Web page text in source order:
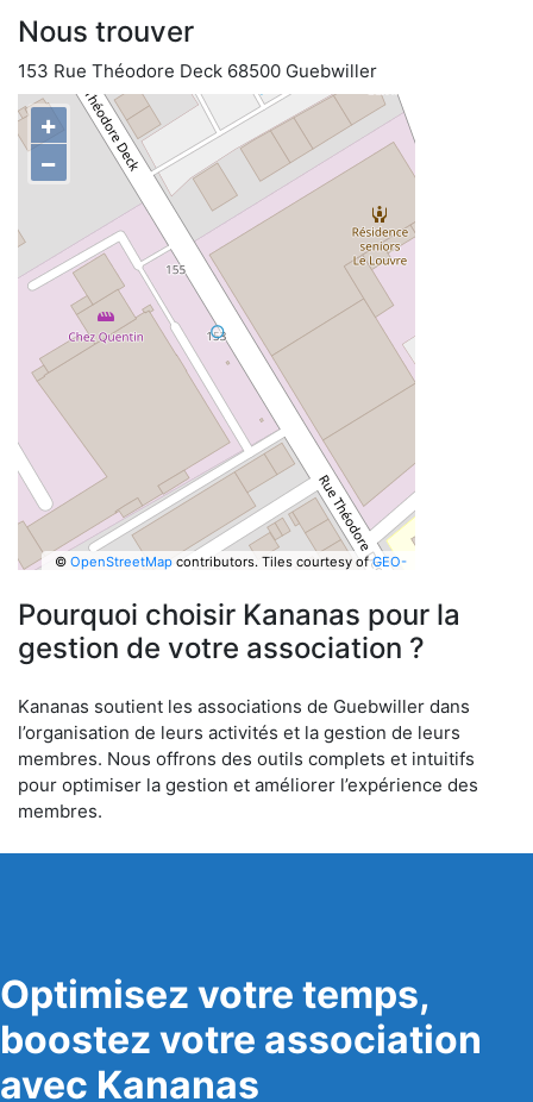
Nous trouver
153 Rue Théodore Deck 68500 Guebwiller
+
−
© OpenStreetMapcontributors. Tiles courtesy ofGEO-
Pourquoi choisir Kananas pour la
gestion de votre association ?
Kananas soutient les associations de Guebwiller dans
l’organisation de leurs activités et la gestion de leurs
membres. Nous offrons des outils complets et intuitifs
pour optimiser la gestion et améliorer l’expérience des
membres.
Optimisez votre temps,
boostez votre association
avec Kananas